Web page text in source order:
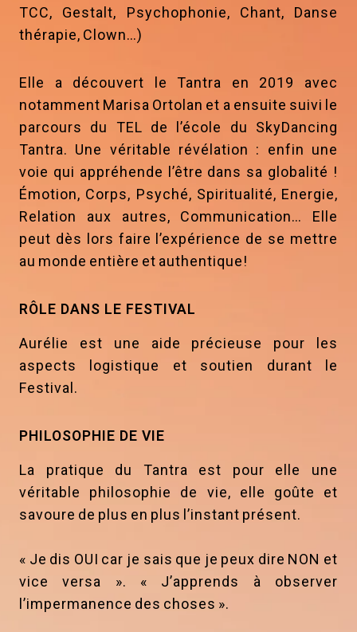
TCC, Gestalt, Psychophonie, Chant, Danse
thérapie, Clown…)
Elle a découvert le Tantra en 2019 avec
notamment Marisa Ortolan et a ensuite suivi le
parcours du TEL de l’école du SkyDancing
Tantra. Une véritable révélation : enfin une
voie qui appréhende l’être dans sa globalité !
Émotion, Corps, Psyché, Spiritualité, Energie,
Relation aux autres, Communication… Elle
peut dès lors faire l’expérience de se mettre
au monde entière et authentique!
RÔLE DANS LE FESTIVAL
Aurélie est une aide précieuse pour les
aspects logistique et soutien durant le
Festival.
PHILOSOPHIE DE VIE
La pratique du Tantra est pour elle une
véritable philosophie de vie, elle goûte et
savoure de plus en plus l’instant présent.
« Je dis OUI car je sais que je peux dire NON et
vice versa ». « J’apprends à observer
l’impermanence des choses ».